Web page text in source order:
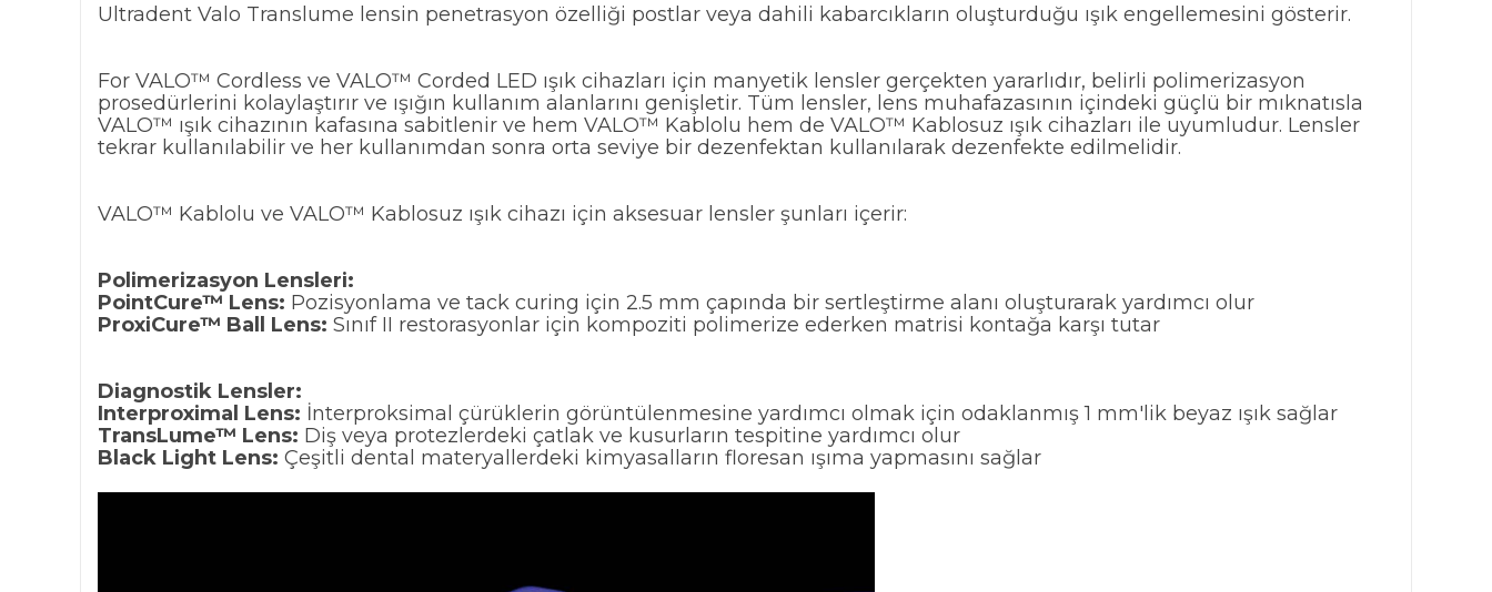
Ultradent Valo Translume lensin penetrasyon özelliği postlar veya dahili kabarcıkların oluşturduğu ışık engellemesini gösterir.
For VALO™ Cordless ve VALO™ Corded LED ışık cihazları için manyetik lensler gerçekten yararlıdır, belirli polimerizasyon
prosedürlerini kolaylaştırır ve ışığın kullanım alanlarını genişletir. Tüm lensler, lens muhafazasının içindeki güçlü bir mıknatısla
VALO™ ışık cihazının kafasına sabitlenir ve hem VALO™ Kablolu hem de VALO™ Kablosuz ışık cihazları ile uyumludur. Lensler
tekrar kullanılabilir ve her kullanımdan sonra orta seviye bir dezenfektan kullanılarak dezenfekte edilmelidir.
VALO™ Kablolu ve VALO™ Kablosuz ışık cihazı için aksesuar lensler şunları içerir:
Polimerizasyon Lensleri:
PointCure™ Lens: Pozisyonlama ve tack curing için 2.5 mm çapında bir sertleştirme alanı oluşturarak yardımcı olur
ProxiCure™ Ball Lens: Sınıf II restorasyonlar için kompoziti polimerize ederken matrisi kontağa karşı tutar
Diagnostik Lensler:
Interproximal Lens: İnterproksimal çürüklerin görüntülenmesine yardımcı olmak için odaklanmış 1 mm'lik beyaz ışık sağlar
TransLume™ Lens: Diş veya protezlerdeki çatlak ve kusurların tespitine yardımcı olur
Black Light Lens: Çeşitli dental materyallerdeki kimyasalların floresan ışıma yapmasını sağlar